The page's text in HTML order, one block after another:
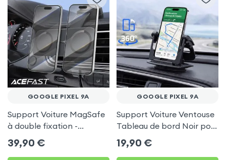
GOOGLE PIXEL 9A
Support Voiture MagSafe
à double fixation -
Acefast pour Google Pixel
9a
39,90 €
GOOGLE PIXEL 9A
Support Voiture Ventouse
Tableau de bord Noir pour
Google Pixel 9a
19,90 €